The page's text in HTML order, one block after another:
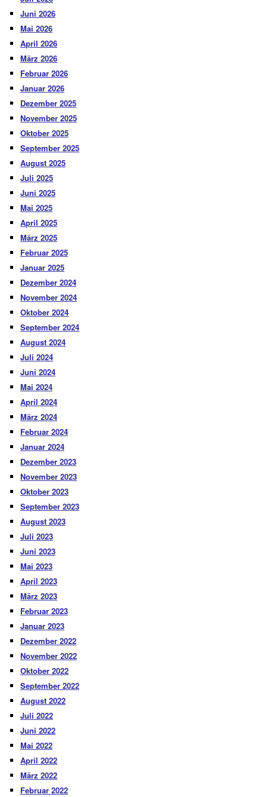
Juni 2026
Mai 2026
April 2026
März 2026
Februar 2026
Januar 2026
Dezember 2025
November 2025
Oktober 2025
September 2025
August 2025
Juli 2025
Juni 2025
Mai 2025
April 2025
März 2025
Februar 2025
Januar 2025
Dezember 2024
November 2024
Oktober 2024
September 2024
August 2024
Juli 2024
Juni 2024
Mai 2024
April 2024
März 2024
Februar 2024
Januar 2024
Dezember 2023
November 2023
Oktober 2023
September 2023
August 2023
Juli 2023
Juni 2023
Mai 2023
April 2023
März 2023
Februar 2023
Januar 2023
Dezember 2022
November 2022
Oktober 2022
September 2022
August 2022
Juli 2022
Juni 2022
Mai 2022
April 2022
März 2022
Februar 2022